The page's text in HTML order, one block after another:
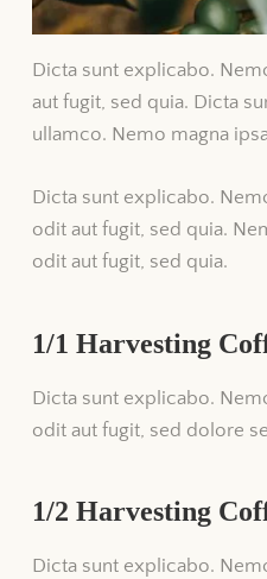
Dicta sunt explicabo.
aut fugit, sed quia. Dicta
ullamco. Nemo magna
Dicta sunt explicabo.
odit aut fugit, sed quia.
odit aut fugit, sed quia.
1/1 Harvesting
Dicta sunt explicabo.
odit aut fugit, sed dolore
1/2 Harvesting
Dicta sunt explicabo.